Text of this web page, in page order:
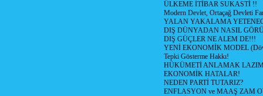
ÜLKEME İTİBAR SUKASTİ !!
Modern Devlet, Ortaçağ Devleti
YALAN YAKALAMA
DIŞ DÜNYADAN NASIL
DIŞ GÜÇLER NE ALEM DE!!!
YENİ EKONOMİK MODEL
Tepki Gösterme Hakkı!
HÜKÜMETİ ANLAMAK
EKONOMİK HATALAR!
NEDEN PARTİ TUTARIZ?
ENFLASYON ve MAAŞ ZAM